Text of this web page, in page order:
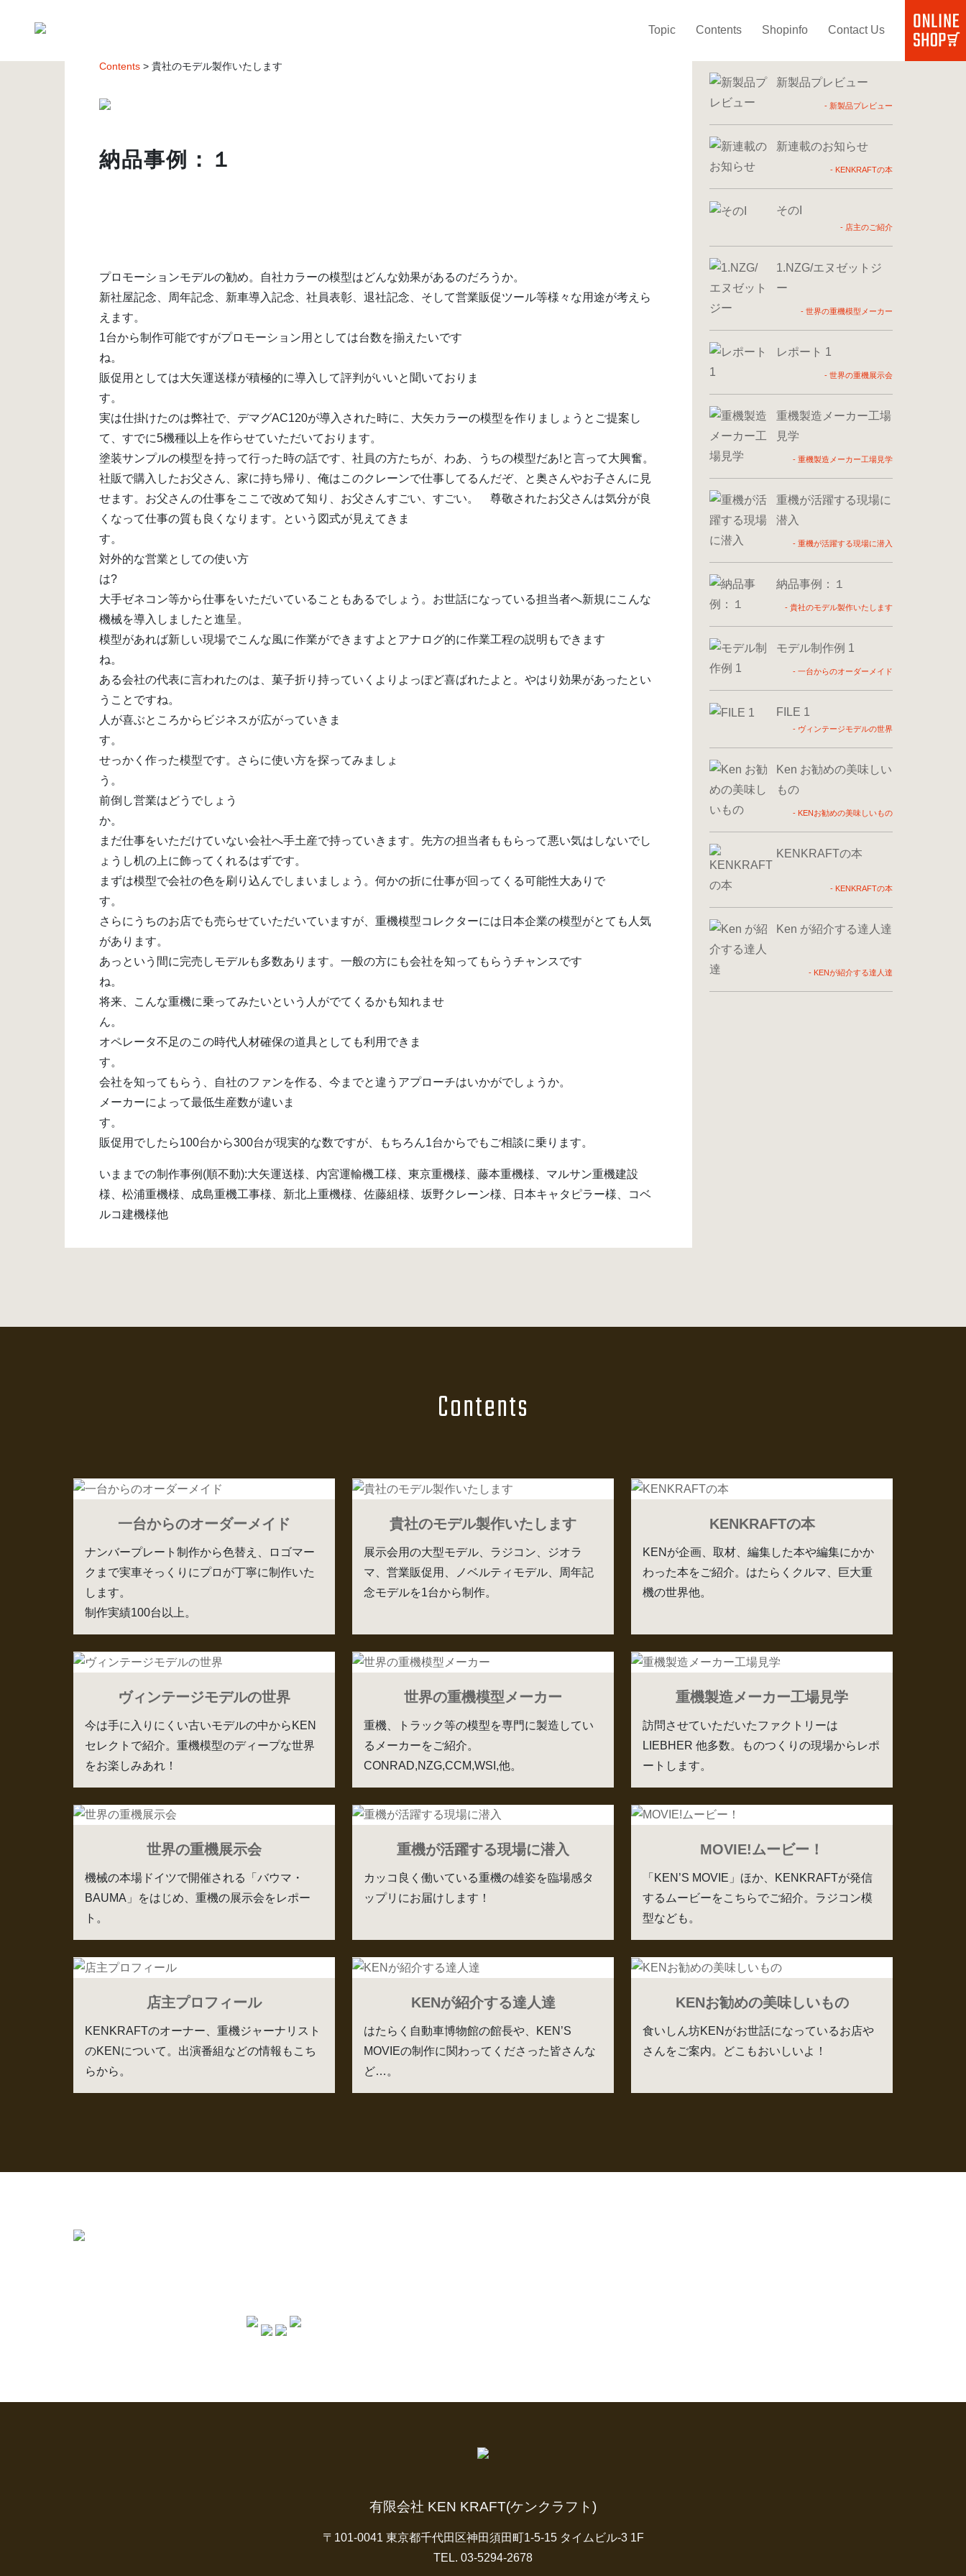
Topic Contents Shopinfo Contact Us
Contents > 貴社のモデル製作いたします
納品事例：１
プロモーションモデルの勧め。自社カラーの模型はどんな効果があるのだろうか。
新社屋記念、周年記念、新車導入記念、社員表彰、退社記念、そして営業販促ツール等様々な用途が考えら
えます。
1台から制作可能ですがプロモーション用としては台数を揃えたいです
ね。
販促用としては大矢運送様が積極的に導入して評判がいいと聞いておりま
す。
実は仕掛けたのは弊社で、デマグAC120が導入された時に、大矢カラーの模型を作りましょうとご提案し
て、すでに5機種以上を作らせていただいております。
塗装サンプルの模型を持って行った時の話です、社員の方たちが、わあ、うちの模型だあ!と言って大興奮。
社販で購入したお父さん、家に持ち帰り、俺はこのクレーンで仕事してるんだぞ、と奥さんやお子さんに見
せます。お父さんの仕事をここで改めて知り、お父さんすごい、すごい。 尊敬されたお父さんは気分が良
くなって仕事の質も良くなります。という図式が見えてきま
す。
対外的な営業としての使い方
は?
大手ゼネコン等から仕事をいただいていることもあるでしょう。お世話になっている担当者へ新規にこんな
機械を導入しましたと進呈。
模型があれば新しい現場でこんな風に作業ができますよとアナログ的に作業工程の説明もできます
ね。
ある会社の代表に言われたのは、菓子折り持っていくよりよっぽど喜ばれたよと。やはり効果があったとい
うことですね。
人が喜ぶところからビジネスが広がっていきま
す。
せっかく作った模型です。さらに使い方を探ってみましょ
う。
前倒し営業はどうでしょう
か。
まだ仕事をいただけていない会社へ手土産で持っていきます。先方の担当者ももらって悪い気はしないでし
ょうし机の上に飾ってくれるはずです。
まずは模型で会社の色を刷り込んでしまいましょう。何かの折に仕事が回ってくる可能性大ありで
す。
さらにうちのお店でも売らせていただいていますが、重機模型コレクターには日本企業の模型がとても人気
があります。
あっという間に完売しモデルも多数あります。一般の方にも会社を知ってもらうチャンスです
ね。
将来、こんな重機に乗ってみたいという人がでてくるかも知れませ
ん。
オペレータ不足のこの時代人材確保の道具としても利用できま
す。
会社を知ってもらう、自社のファンを作る、今までと違うアプローチはいかがでしょうか。
メーカーによって最低生産数が違いま
す。
販促用でしたら100台から300台が現実的な数ですが、もちろん1台からでもご相談に乗ります。
いままでの制作事例(順不動):大矢運送様、内宮運輸機工様、東京重機様、藤本重機様、マルサン重機建設
様、松浦重機様、成島重機工事様、新北上重機様、佐藤組様、坂野クレーン様、日本キャタピラー様、コベ
ルコ建機様他
新製品プレビュー
- 新製品プレビュー
新連載のお知らせ
- KENKRAFTの本
そのI
- 店主のご紹介
1.NZG/エヌゼットジ
ー
- 世界の重機模型メーカー
レポート 1
- 世界の重機展示会
重機製造メーカー工場
見学
- 重機製造メーカー工場見学
重機が活躍する現場に
潜入
- 重機が活躍する現場に潜入
納品事例：１
- 貴社のモデル製作いたします
モデル制作例 1
- 一台からのオーダーメイド
FILE 1
- ヴィンテージモデルの世界
Ken お勧めの美味しい
もの
- KENお勧めの美味しいもの
KENKRAFTの本
- KENKRAFTの本
Ken が紹介する達人達
- KENが紹介する達人達
Contents
一台からのオーダーメイド
ナンバープレート制作から色替え、ロゴマー
クまで実車そっくりにプロが丁寧に制作いた
します。
制作実績100台以上。
貴社のモデル製作いたします
展示会用の大型モデル、ラジコン、ジオラ
マ、営業販促用、ノベルティモデル、周年記
念モデルを1台から制作。
KENKRAFTの本
KENが企画、取材、編集した本や編集にかか
わった本をご紹介。はたらくクルマ、巨大重
機の世界他。
ヴィンテージモデルの世界
今は手に入りにくい古いモデルの中からKEN
セレクトで紹介。重機模型のディープな世界
をお楽しみあれ！
世界の重機模型メーカー
重機、トラック等の模型を専門に製造してい
るメーカーをご紹介。
CONRAD,NZG,CCM,WSI,他。
重機製造メーカー工場見学
訪問させていただいたファクトリーは
LIEBHER 他多数。ものつくりの現場からレポ
ートします。
世界の重機展示会
機械の本場ドイツで開催される「バウマ・
BAUMA」をはじめ、重機の展示会をレポー
ト。
重機が活躍する現場に潜入
カッコ良く働いている重機の雄姿を臨場感タ
ップリにお届けします！
MOVIE!ムービー！
「KEN’S MOVIE」ほか、KENKRAFTが発信
するムービーをこちらでご紹介。ラジコン模
型なども。
店主プロフィール
KENKRAFTのオーナー、重機ジャーナリスト
のKENについて。出演番組などの情報もこち
らから。
KENが紹介する達人達
はたらく自動車博物館の館長や、KEN’S
MOVIEの制作に関わってくださった皆さんな
ど…。
KENお勧めの美味しいもの
食いしん坊KENがお世話になっているお店や
さんをご案内。どこもおいしいよ！
有限会社 KEN KRAFT(ケンクラフト)
〒101-0041 東京都千代田区神田須田町1-5-15 タイムビル-3 1F
TEL. 03-5294-2678